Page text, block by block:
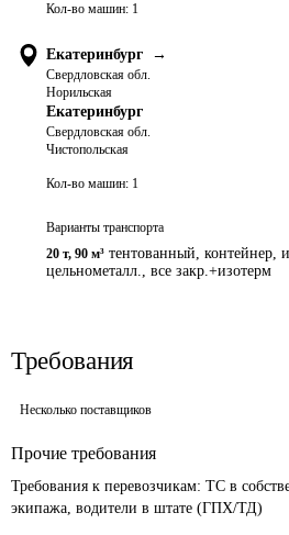
Кол-во машин: 1
Екатеринбург →
Свердловская обл.
Норильская
Екатеринбург
Свердловская обл.
Чистопольская
Кол-во машин: 1
Варианты транспорта
20 т, 90 м³ тентованный, контейнер,
цельнометалл., все закр.+изотерм
Требования
Несколько поставщиков
Прочие требования
Требования к перевозчикам: ТС в